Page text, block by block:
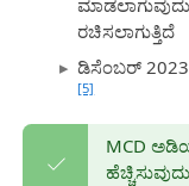
ರಚಿಸಲಾಗುತ್ತಿದೆ
ಡಿಸೆಂಬರ್
[5]
MCD